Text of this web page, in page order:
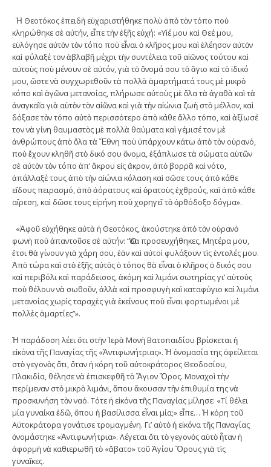
Ἡ Θεοτόκος ἐπειδὴ εὐχαριστήθηκε πολὺ ἀπὸ τὸν τόπο ποὺ
κληρώθηκε σὲ αὐτήν, εἶπε τὴν ἑξῆς εὐχή: «Υἱέ μου καὶ Θεέ μου,
εὐλόγησε αὐτὸν τὸν τόπο ποὺ εἶναι ὁ κλῆρος μου καὶ ἐλέησον αὐτὸν
καὶ φύλαξέ τον ἀβλαβῆ μέχρι τὴν συντέλεια τοῦ αἰῶνος τούτου καὶ
αὐτοὺς ποὺ μένουν σὲ αὐτόν, γιὰ τὸ ὄνομά σου τὸ ἅγιο καὶ τὸ ἰδικό
μου, ὥστε νὰ συγχωρεθοῦν τὰ πολλὰ ἁμαρτήματά τους μὲ μικρὸ
κόπο καὶ ἀγῶνα μετανοίας, πλήρωσε αὐτοὺς μὲ ὅλα τὰ ἀγαθὰ καὶ τὰ
ἀναγκαῖα γιὰ αὐτὸν τὸν αἰῶνα καὶ γιὰ τὴν αἰώνια ζωὴ στὸ μέλλον, καὶ
δόξασε τὸν τόπο αὐτὸ περισσότερο ἀπὸ κάθε ἄλλο τόπο, καὶ ἀξίωσέ
τον νὰ γίνη θαυμαστὸς μὲ πολλὰ θαύματα καὶ γέμισέ τον μὲ
ἀνθρώπους ἀπὸ ὅλα τὰ Ἔθνη ποὺ ὑπάρχουν κάτω ἀπὸ τὸν οὐρανό,
ποὺ ἔχουν κληθῆ στὸ δικό σου ὄνομα, ἐξάπλωσε τὰ σώματα αὐτῶν
σὲ αὐτὸν τὸν τόπο ἀπ’ ἄκρου εἰς ἄκρον, ἀπὸ βορρᾶ καὶ νότο,
ἀπάλλαξέ τους ἀπὸ τὴν αἰώνια κόλαση καὶ σῶσε τους ἀπὸ κάθε
εἴδους πειρασμό, ἀπὸ ἀόρατους καὶ ὁρατοὺς ἐχθρούς, καὶ ἀπὸ κάθε
αἵρεση, καὶ δῶσε τους εἰρήνη ποὺ χορηγεῖ τὸ ὀρθόδοξο δόγμα».
«Ἀφοῦ εὐχήθηκε αὐτὰ ἡ Θεοτόκος, ἀκούστηκε ἀπὸ τὸν οὐρανὸ
φωνὴ ποὺ ἀπαντοῦσε σὲ αὐτήν: “Ὅσα προσευχήθηκες, Μητέρα μου,
ἔτσι θὰ γίνουν γιὰ χάρη σου, ἐὰν καὶ αὐτοὶ φυλάξουν τὶς ἐντολές μου.
Ἀπὸ τώρα καὶ στὸ ἑξῆς αὐτὸς ὁ τόπος θὰ εἶναι ὁ κλῆρος ὁ δικός σου
καὶ περιβόλι καὶ παράδεισος, ἀκόμη καὶ λιμάνι σωτηρίας γι’ αὐτοὺς
ποὺ θέλουν νὰ σωθοῦν, ἀλλὰ καὶ προσφυγὴ καὶ καταφύγιο καὶ λιμάνι
μετανοίας χωρὶς ταραχὲς γιὰ ἐκείνους ποὺ εἶναι φορτωμένοι μὲ
πολλὲς ἁμαρτίες”».
Ἡ παράδοση λέει ὅτι στὴν Ἱερὰ Μονὴ Βατοπαιδίου βρίσκεται ἡ
εἰκόνα τῆς Παναγίας τῆς «Ἀντιφωνήτριας». Ἡ ὀνομασία της ὀφείλεται
στὸ γεγονὸς ὅτι, ὅταν ἡ κόρη τοῦ αὐτοκράτορος Θεοδοσίου,
Πλακιδία, θέλησε νὰ ἐπισκεφθῆ τὸ Ἅγιον Ὄρος. Μοναχοὶ τὴν
περίμεναν στὸ μικρὸ λιμάνι, ὅπου ἄκουσαν τὴν ἐπιθυμία της νὰ
προσκυνήση τὸν ναό. Τότε ἡ εἰκόνα τῆς Παναγίας μίλησε: «Τί θέλει
μία γυναίκα ἐδῶ, ὅπου ἡ βασίλισσα εἶναι μία;» εἶπε… Ἡ κόρη τοῦ
Αὐτοκράτορα γονάτισε τρομαγμένη. Γι’ αὐτὸ ἡ εἰκόνα τῆς Παναγίας
ὀνομάστηκε «Ἀντιφωνήτρια». Λέγεται ὅτι τὸ γεγονὸς αὐτὸ ἦταν ἡ
ἀφορμὴ νὰ καθιερωθῆ τὸ «ἄβατο» τοῦ Ἁγίου Ὄρους γιὰ τὶς
γυναῖκες.